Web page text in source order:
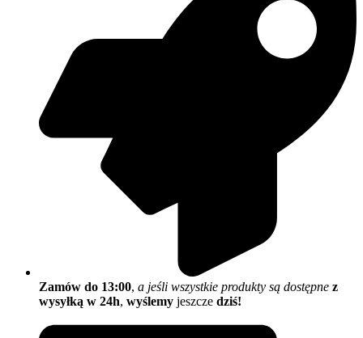
Zamów do 13:00, a jeśli wszystkie produkty są dostępne z
wysyłką w 24h, wyślemy jeszcze dziś!